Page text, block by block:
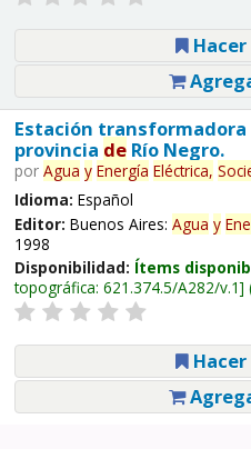
Hacer
Estación transformadora
provincia deRío Negro.
por Agua y Energía Eléctrica,
Idioma: Español
Editor: Buenos Aires: Agua y
1998
Disponibilidad: Ítems
topográfica: 621.374.5/A282/v.1
Hacer